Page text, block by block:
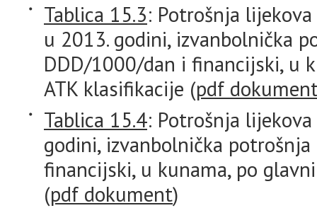
Tablica 15.3: Potrošnja
u 2013. godini, izvanbolnička
DDD/1000/dan i financijski, u
ATK klasifikacije (pdf
Tablica 15.4: Potrošnja
godini, izvanbolnička
financijski, u kunama, po
(pdf dokument)